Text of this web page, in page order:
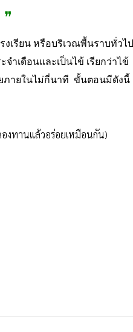
เรียน หรือบริเวณพื้นราบทั่วไป
ำเดือนและเป็นไข้ เรียกว่าไข้
ภายในไม่กี่นาที ขั้นตอนมีดังนี้
งทานแล้วอร่อยเหมือนกัน)